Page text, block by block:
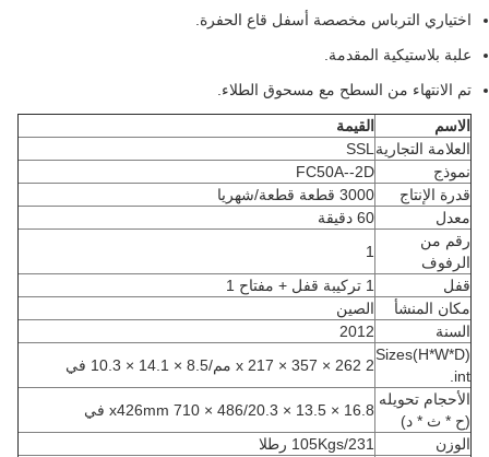
اختياري الترباس مخصصة أسفل قاع الحفرة.
علبة بلاستيكية المقدمة.
تم الانتهاء من السطح مع مسحوق الطلاء.
الاسم
القيمة
العلامة التجاريةSSL
نموذج
FC50A--2D
قدرة الإنتاج
3000 قطعة قطعة/شهريا
معدل
60 دقيقة
رقم من
الرفوف
قفل
مكان المنشأ
الصين
السنة
2012
Sizes(H*W*D)
int.
2 x 217 × 357 × 262 مم/8.5 × 14.1 × 10.3 في
الأحجام تحويله
(ح * ث * د)
x426mm 710 × 486/20.3 × 13.5 × 16.8 في
الوزن
105Kgs/231 رطلا